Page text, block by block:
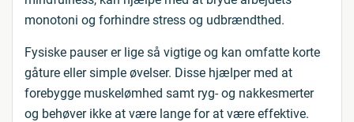
monotoni og forhindre stress og udbrændthed.
Fysiske pauser er lige så vigtige og kan omfatte korte
gåture eller simple øvelser. Disse hjælper med at
forebygge muskelømhed samt ryg- og nakkesmerter
og behøver ikke at være lange for at være effektive.